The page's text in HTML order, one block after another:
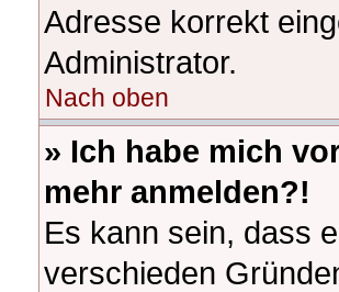
Adresse korrekt
Administrator.
Nach oben
» Ich habe mich
mehr anmelden?!
Es kann sein, dass
verschieden